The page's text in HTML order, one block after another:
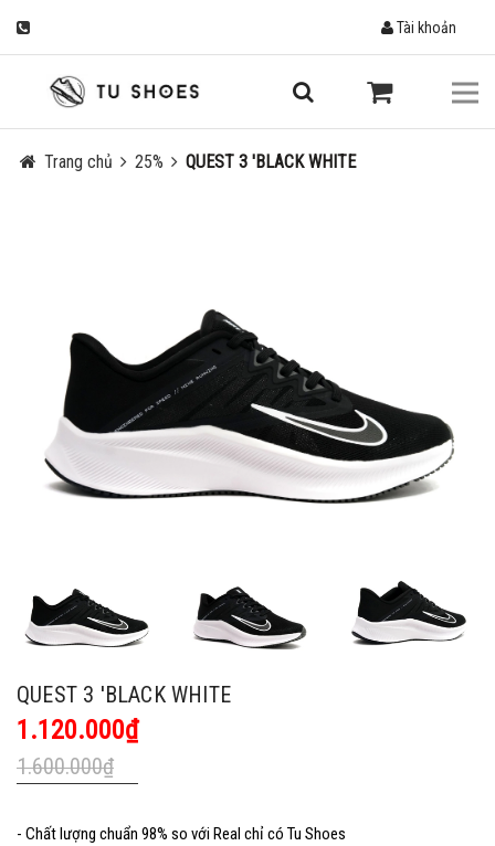
Tài khoản
Trang chủ 25% QUEST 3 'BLACK WHITE
QUEST 3 'BLACK WHITE
1.120.000₫
1.600.000₫
- Chất lượng chuẩn 98% so với Real chỉ có Tu Shoes